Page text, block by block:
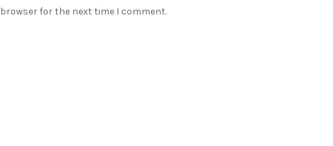
for the next time I comment.